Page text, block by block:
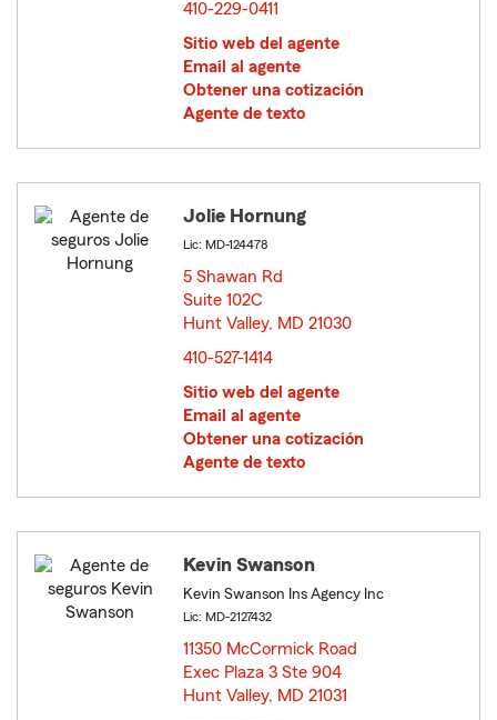
410-229-0411
Sitio web del agente
Email al agente
Obtener una cotización
Agente de texto
Jolie Hornung
Lic: MD-124478
5 Shawan Rd
Suite 102C
Hunt Valley, MD 21030
410-527-1414
Sitio web del agente
Email al agente
Obtener una cotización
Agente de texto
Kevin Swanson
Kevin Swanson Ins Agency Inc
Lic: MD-2127432
11350 McCormick Road
Exec Plaza 3 Ste 904
Hunt Valley, MD 21031